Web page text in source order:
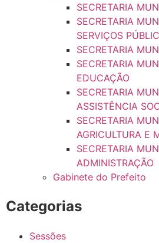
SECRETARIA
SECRETARIA
SERVIÇOS
SECRETARIA
SECRETARIA
EDUCAÇÃO
SECRETARIA
ASSISTÊNCIA
SECRETARIA
AGRICULTURA E
SECRETARIA
ADMINISTRAÇÃO
Gabinete do Prefeito
Categorias
Sessões